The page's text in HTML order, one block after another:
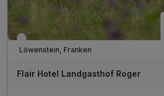
Verfügbar bis Dezember
Löwenstein, Franken
Flair Hotel Landgasthof Roger